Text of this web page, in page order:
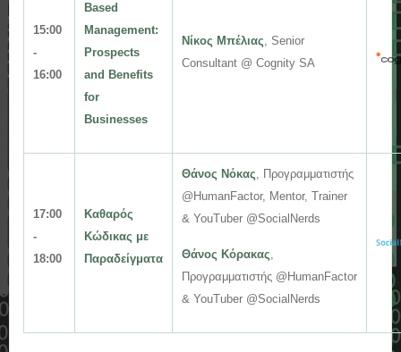
15:00
-
16:00
Based
Management:
Prospects
and Benefits
for
Businesses
Νίκος Μπέλιας, Senior
Consultant @ Cognity SA
17:00
-
18:00
Καθαρός
Κώδικας με
Παραδείγματα
Θάνος Νόκας, Προγραμματιστής
@HumanFactor, Mentor, Trainer
& YouTuber @SocialNerds
Θάνος Κόρακας,
Προγραμματιστής @HumanFactor
& YouTuber @SocialNerds